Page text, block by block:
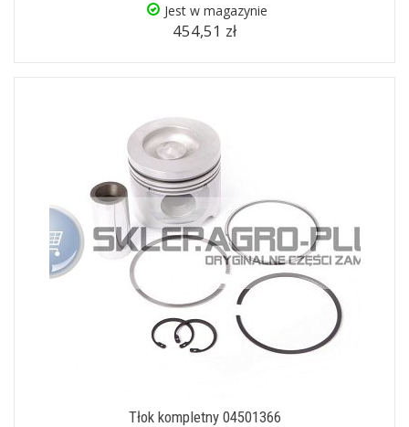
Jest w magazynie
454,51 zł
Tłok kompletny 04501366